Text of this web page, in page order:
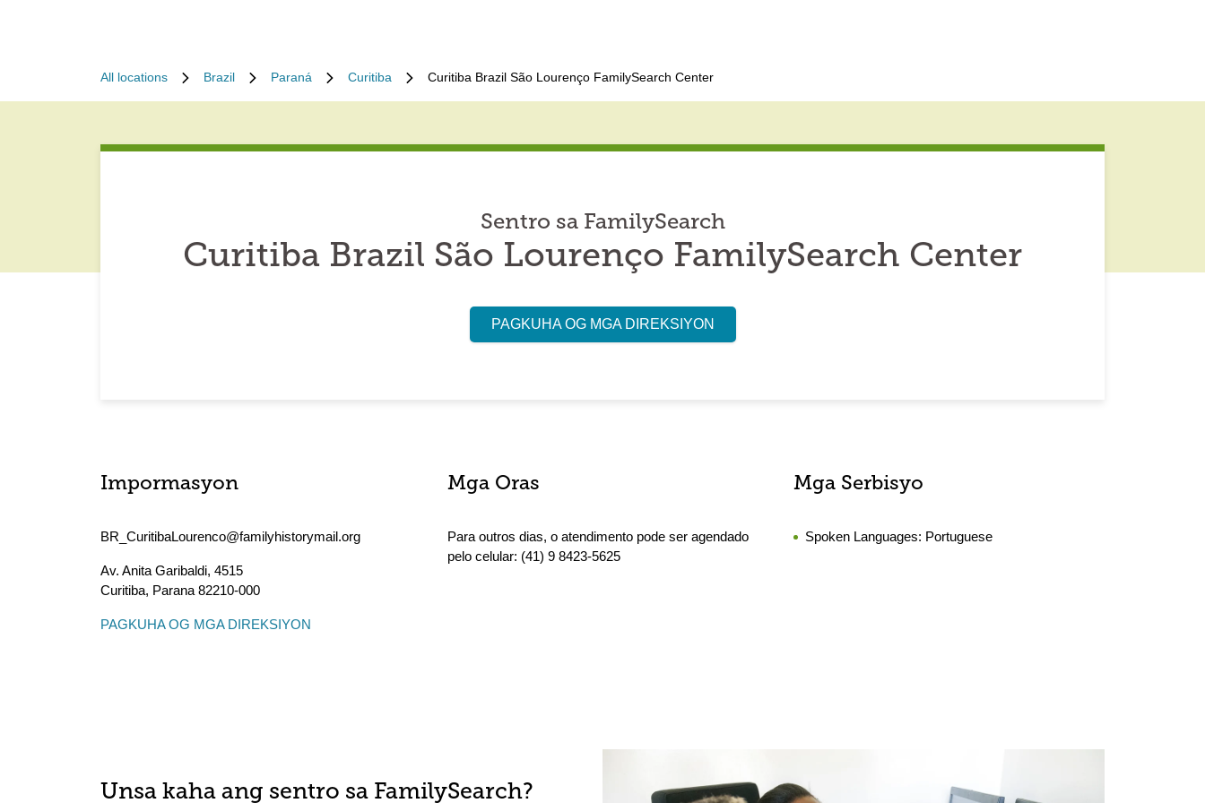
All locations Brazil Paraná Curitiba Curitiba Brazil São Lourenço FamilySearch Center
Sentro sa FamilySearch
Curitiba Brazil São Lourenço FamilySearch Center
PAGKUHA OG MGA DIREKSIYON
Impormasyon
BR_CuritibaLourenco@familyhistorymail.org
Av. Anita Garibaldi, 4515
Curitiba, Parana 82210-000
PAGKUHA OG MGA DIREKSIYON
Mga Oras
Para outros dias, o atendimento pode ser agendado
pelo celular: (41) 9 8423-5625
Mga Serbisyo
Spoken Languages: Portuguese
Unsa kaha ang sentro sa FamilySearch?